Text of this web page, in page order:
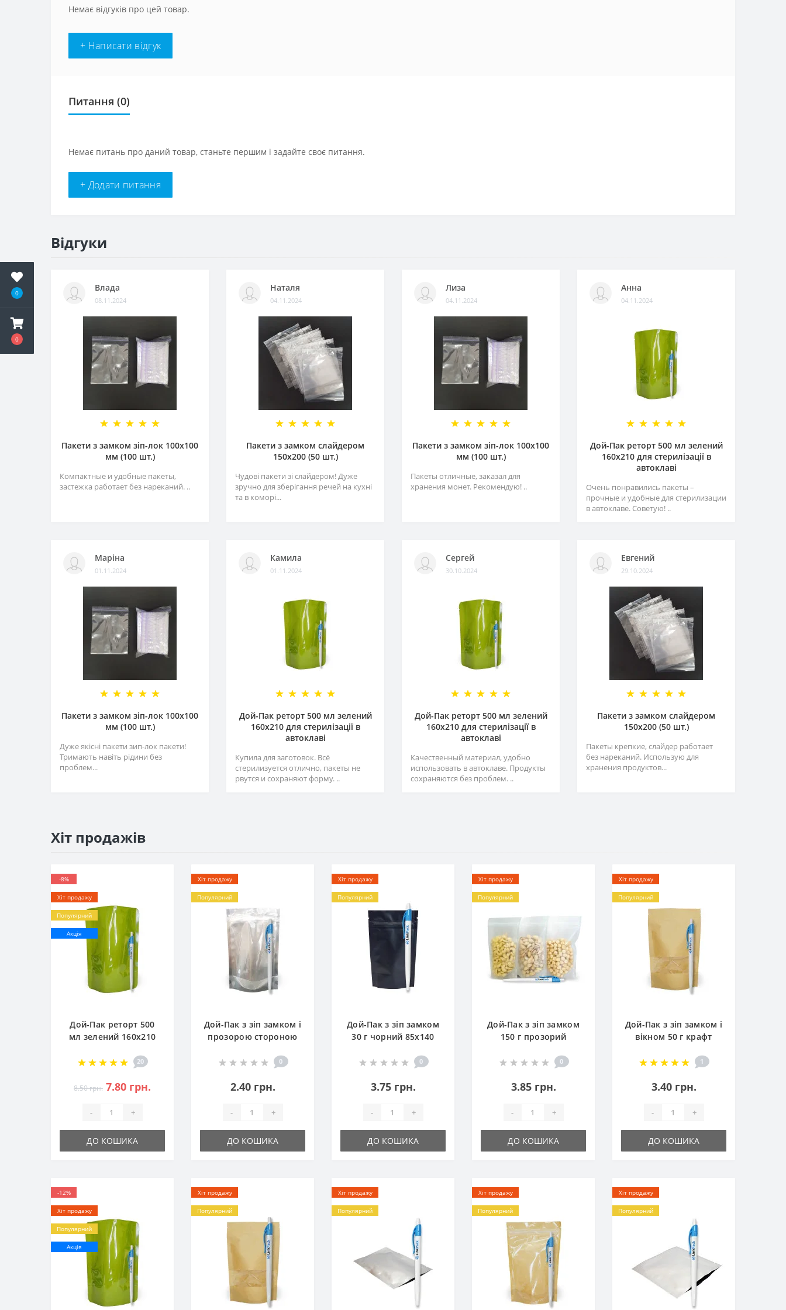
0
0
Немає відгуків про цей товар.
+ Написати відгук
Питання (0)
Немає питань про даний товар, станьте першим і задайте своє питання.
+ Додати питання
Відгуки
Влада
08.11.2024
Пакети з замком зіп-лок 100х100
мм (100 шт.)
Компактные и удобные пакеты,
застежка работает без нареканий. ..
Наталя
04.11.2024
Пакети з замком слайдером
150х200 (50 шт.)
Чудові пакети зі слайдером! Дуже
зручно для зберігання речей на кухні
та в коморі...
Лиза
04.11.2024
Пакети з замком зіп-лок 100х100
мм (100 шт.)
Пакеты отличные, заказал для
хранения монет. Рекомендую! ..
Анна
04.11.2024
Дой-Пак реторт 500 мл зелений
160х210 для стерилізації в
автоклаві
Очень понравились пакеты –
прочные и удобные для стерилизации
в автоклаве. Советую! ..
Маріна
01.11.2024
Пакети з замком зіп-лок 100х100
мм (100 шт.)
Дуже якісні пакети зип-лок пакети!
Тримають навіть рідини без
проблем...
Камила
01.11.2024
Дой-Пак реторт 500 мл зелений
160х210 для стерилізації в
автоклаві
Купила для заготовок. Всё
стерилизуется отлично, пакеты не
рвутся и сохраняют форму. ..
Сергей
30.10.2024
Дой-Пак реторт 500 мл зелений
160х210 для стерилізації в
автоклаві
Качественный материал, удобно
использовать в автоклаве. Продукты
сохраняются без проблем. ..
Евгений
29.10.2024
Пакети з замком слайдером
150х200 (50 шт.)
Пакеты крепкие, слайдер работает
без нареканий. Использую для
хранения продуктов...
Хіт продажів
-8%
Хіт продажу
Популярний
Акція
Дой-Пак реторт 500
мл зелений 160х210
автоклаві
20
8.50 грн. 7.80 грн.
- +
ДО КОШИКА
Хіт продажу
Популярний
Дой-Пак з зіп замком і
прозорою стороною
0
2.40 грн.
- +
ДО КОШИКА
Хіт продажу
Популярний
Дой-Пак з зіп замком
30 г чорний 85х140
0
3.75 грн.
- +
ДО КОШИКА
Хіт продажу
Популярний
Дой-Пак з зіп замком
150 г прозорий
0
3.85 грн.
- +
ДО КОШИКА
Хіт продажу
Популярний
Дой-Пак з зіп замком і
вікном 50 г крафт
1
3.40 грн.
- +
ДО КОШИКА
-12%
Хіт продажу
Популярний
Акція
Хіт продажу
Популярний
Хіт продажу
Популярний
Хіт продажу
Популярний
Хіт продажу
Популярний